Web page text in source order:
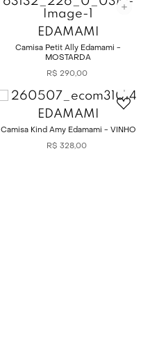
EDAMAMI
Camisa Petit Ally Edamami -
MOSTARDA
R$ 290,00
EDAMAMI
Camisa Kind Amy Edamami - VINHO
R$ 328,00